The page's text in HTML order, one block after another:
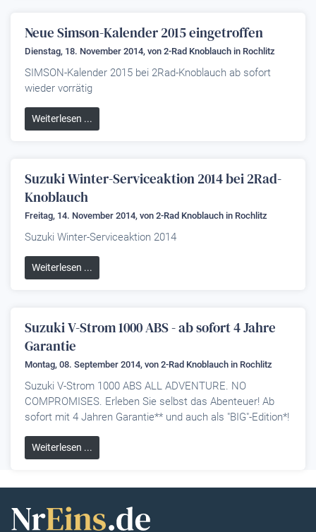
Neue Simson-Kalender 2015 eingetroffen
Dienstag, 18. November 2014, von 2-Rad Knoblauch in Rochlitz
SIMSON-Kalender 2015 bei 2Rad-Knoblauch ab sofort
wieder vorrätig
Weiterlesen ...
Suzuki Winter-Serviceaktion 2014 bei 2Rad-
Knoblauch
Freitag, 14. November 2014, von 2-Rad Knoblauch in Rochlitz
Suzuki Winter-Serviceaktion 2014
Weiterlesen ...
Suzuki V-Strom 1000 ABS - ab sofort 4 Jahre
Garantie
Montag, 08. September 2014, von 2-Rad Knoblauch in Rochlitz
Suzuki V-Strom 1000 ABS ALL ADVENTURE. NO
COMPROMISES. Erleben Sie selbst das Abenteuer! Ab
sofort mit 4 Jahren Garantie** und auch als "BIG"-Edition*!
Weiterlesen ...